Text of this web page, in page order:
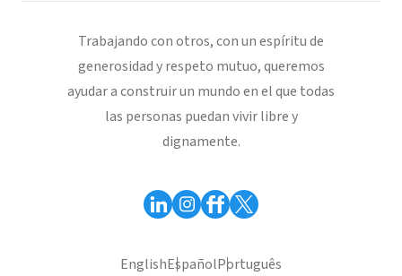
Trabajando con otros, con un espíritu de
generosidad y respeto mutuo, queremos
ayudar a construir un mundo en el que todas
las personas puedan vivir libre y
dignamente.
EnglishEspañolPortuguês